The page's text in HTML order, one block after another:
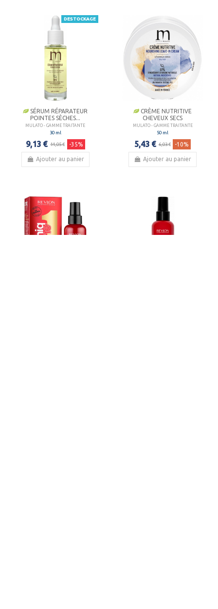
DESTOCKAGE
SÉRUM RÉPARATEUR
POINTES SÈCHES...
MULATO - GAMME TRAITANTE
30 ml
9,13 € 14,05 € -35%
Ajouter au panier
CRÈME NUTRITIVE
CHEVEUX SECS
MULATO - GAMME TRAITANTE
50 ml
5,43 € 6,03 € -10%
Ajouter au panier